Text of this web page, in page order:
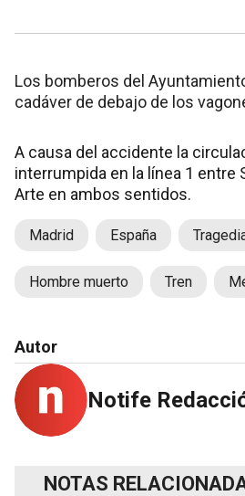
Los bomberos del
cadáver de debajo de los
A causa del accidente la
interrumpida en la línea 1 entre
Arte en ambos sentidos.
Madrid España
Hombre muerto Tren
Autor
Notife
NOTAS